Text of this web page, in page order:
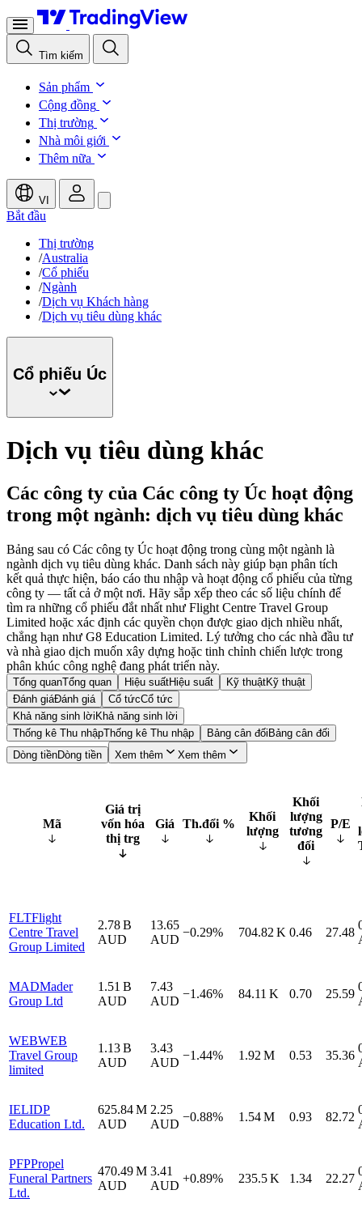
Tìm kiếm
Sản phẩm
Cộng đồng
Thị trường
Nhà môi giới
Thêm nữa
VI
Bắt đầu
Thị trường
/Australia
/Cổ phiếu
/Ngành
/Dịch vụ Khách hàng
/Dịch vụ tiêu dùng khác
Cổ phiếu Úc
Dịch vụ tiêu dùng khác
Các công ty của Các công ty Úc hoạt động
trong một ngành: dịch vụ tiêu dùng khác
Bảng sau có Các công ty Úc hoạt động trong cùng một ngành là
ngành dịch vụ tiêu dùng khác. Danh sách này giúp bạn phân tích
kết quả thực hiện, báo cáo thu nhập và hoạt động cổ phiếu của từng
công ty — tất cả ở một nơi. Hãy sắp xếp theo các số liệu chính để
tìm ra những cổ phiếu đắt nhất như Flight Centre Travel Group
Limited hoặc xác định các quyền chọn được giao dịch nhiều nhất,
chẳng hạn như G8 Education Limited. Lý tưởng cho các nhà đầu tư
và nhà giao dịch muốn xây dựng hoặc tinh chỉnh chiến lược trong
phân khúc công nghệ đang phát triển này.
Tổng quanTổng quan Hiệu suấtHiệu suất Kỹ thuậtKỹ thuật
Đánh giáĐánh giá Cổ tứcCổ tức
Khả năng sinh lời Khả năng sinh lời
Thống kê Thu nhậpThống kê Thu nhập Bảng cân đối Bảng cân đối
Dòng tiềnDòng tiền Xem thêm Xem thêm
Mã
Giá trị
vốn hóa
thị trg
Giá Th.đổi %
Khối
lượng
Khối
lượng
tương
đối
P/E
FLTFlight
Centre Travel
Group Limited
2.78 B
AUD
13.65
AUD
−0.29% 704.82 K 0.46 27.48
MADMader
Group Ltd
1.51 B
AUD
7.43
AUD
−1.46% 84.11 K 0.70 25.59
WEBWEB
Travel Group
limited
1.13 B
AUD
3.43
AUD
−1.44% 1.92 M 0.53 35.36
IELIDP
Education Ltd.
625.84 M
AUD
2.25
AUD
−0.88% 1.54 M 0.93 82.72
PFPPropel
Funeral Partners
Ltd.
470.49 M
AUD
3.41
AUD
+0.89% 235.5 K 1.34 22.27